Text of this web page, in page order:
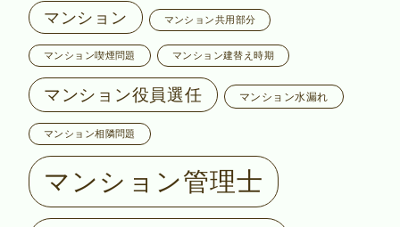
マンション マンション共用部分
マンション喫煙問題 マンション建替え時期
マンション役員選任 マンション水漏れ
マンション相隣問題
マンション管理士